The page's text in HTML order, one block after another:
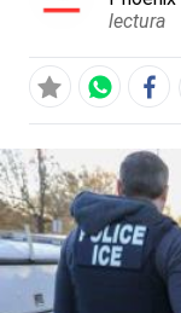
lectura